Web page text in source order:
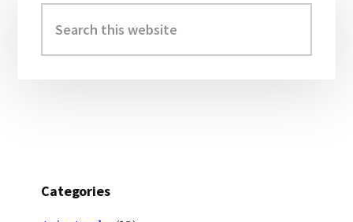
Sidebar
this
website
Categories